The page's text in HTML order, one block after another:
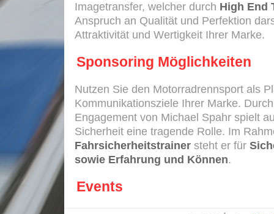
Imagetransfer, welcher durch High End
Anspruch an Qualität und Perfektion
Attraktivität und Wertigkeit Ihrer Marke.
Sponsoring Möglichkeiten
Nutzen Sie den Motorradrennsport als
Kommunikationsziele Ihrer Marke.
Engagement von Michael Spahr spielt
Sicherheit eine tragende Rolle. Im
Fahrsicherheitstrainersteht er für
sowie Erfahrung und Können.
Events